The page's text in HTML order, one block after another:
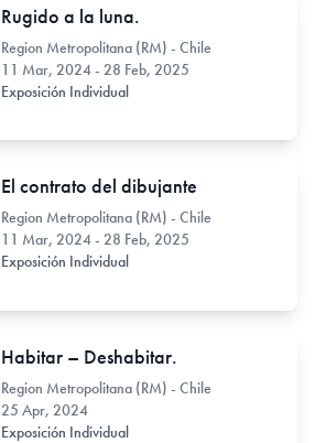
Rugido a la luna.
Region Metropolitana (RM) - Chile
11 Mar, 2024 - 28 Feb, 2025
Exposición Individual
El contrato del dibujante
Region Metropolitana (RM) - Chile
11 Mar, 2024 - 28 Feb, 2025
Exposición Individual
Habitar – Deshabitar.
Region Metropolitana (RM) - Chile
25 Apr, 2024
Exposición Individual